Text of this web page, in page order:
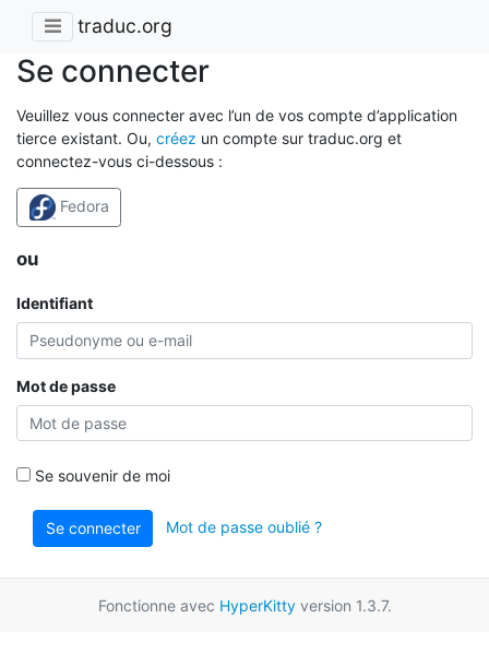
traduc.org
Se connecter
Veuillez vous connecter avec l’un de vos compte d’application
tierce existant. Ou, créez un compte sur traduc.org et
connectez-vous ci-dessous :
Fedora
ou
Identifiant
Mot de passe
Se souvenir de moi
Se connecter Mot de passe oublié ?
Fonctionne avec HyperKittyversion 1.3.7.